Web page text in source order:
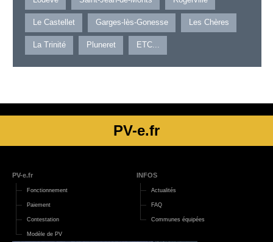
Le Castellet Garges-lès-Gonesse Les Chères
La Trinité Pluneret ETC...
PV-e.fr
PV-e.fr
Fonctionnement
Paiement
Contestation
Modèle de PV
INFOS
Actualités
FAQ
Communes équipées